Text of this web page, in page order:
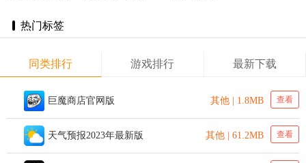
热门标签
同类排行 游戏排行 最新下载
巨魔商店官网版 其他 | 1.8MB 查看
天气预报2023年最新版 其他 | 61.2MB 查看